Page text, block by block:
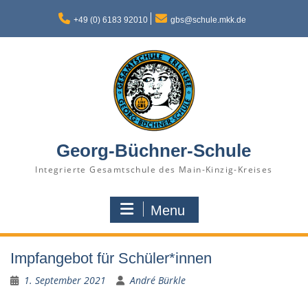
content
+49 (0) 6183 92010 gbs@schule.mkk.de
Georg-Büchner-Schule
Integrierte Gesamtschule des Main-Kinzig-Kreises
Menu
Impfangebot für Schüler*innen
1. September 2021 André Bürkle